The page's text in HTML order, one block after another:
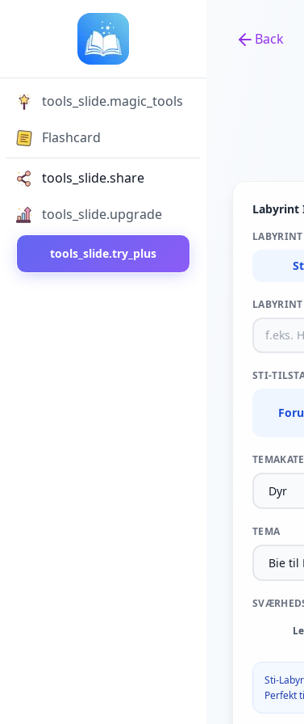
tools_slide.magic_tools
Flashcard
tools_slide.share
tools_slide.upgrade
tools_slide.try_plus
Back
Back to tools
Labyrint
LABYRINT
STI-
TEMA
Sti-
Perfekt